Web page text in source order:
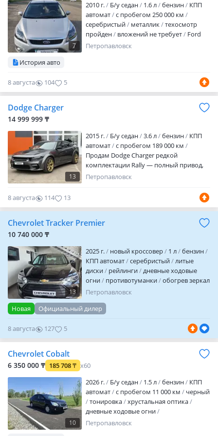
7
2010 г. Б/у седан 1.6 л бензин
КПП
автомат
с пробегом 250 000 км
серебристый
металлик
техосмотр
пройден
вложений не требует
Ford
Focus 2 рестайлинг, 2010 г. В. Если нужен
Климат-контроль (чтобы не спорить с
погодой), мультируль (всё под рукой),
Петропавловск
История авто
8 августа 104 5
Dodge Charger
14 999 999 ₸
13
2015 г. Б/у седан 3.6 л бензин
КПП
автомат
с пробегом 189 000 км
Продам Dodge Charger редкой
комплектации Rally — полный привод,
музыка Beats Audio, обдув-погорев
(расширенные арки и бампера), капот
заменен на более агрессивный, старый
рулевую рейку, автомобиль в родном
Петропавловск
8 августа 114 13
Chevrolet Tracker Premier
10 740 000 ₸
13
2025 г. новый кроссовер 1 л
бензин
КПП автомат
серебристый
литые
диски
рейлинги
дневные ходовые
огни
противотуманки
обогрев зеркал
кожа комбинированный
ABS
круиз-
дождя
Петропавловск
Новая
Официальный дилер
8 августа 127 5
Chevrolet Cobalt
6 350 000 ₸ 185 708₸ x60
10
2026 г. Б/у седан 1.5 л бензин
КПП
автомат
с пробегом 11 000 км
черный
тонировка
хрустальная оптика
дневные ходовые огни
противотуманки
Петропавловск